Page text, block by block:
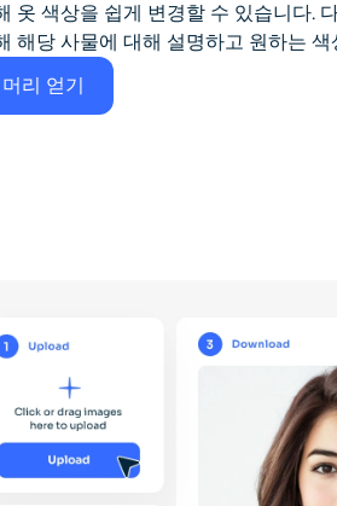
옷 색상을 쉽게 변경할 수 있습니다.
해당 사물에 대해 설명하고 원하는
리 얻기